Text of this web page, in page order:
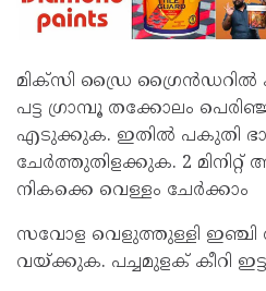
മിക്സി ഡ്രൈ
പട്ട ഗ്രാമ്പൂ തക്കോലം
എടുക്കുക. ഇതിൽ പകുതി
ചേർത്തുതിളക്കുക. 2 മിനിറ്റ്
നികക്കെ വെള്ളം ചേർക്കാം
സവോള വെളുത്തുള്ളി ഇഞ്ചി
വയ്ക്കുക. പച്ചമുളക് കീറി